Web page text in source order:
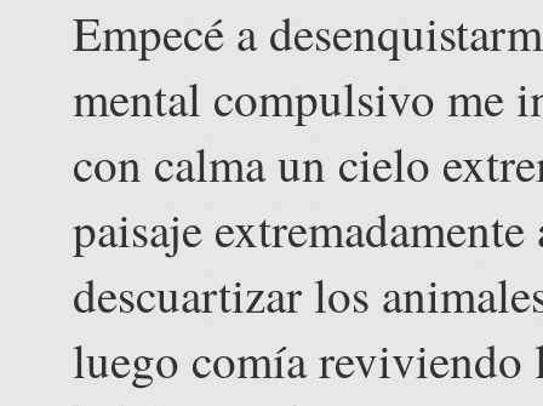
Empecé a
mental compulsivo me
con calma un cielo
paisaje
descuartizar los
luego comía reviviendo